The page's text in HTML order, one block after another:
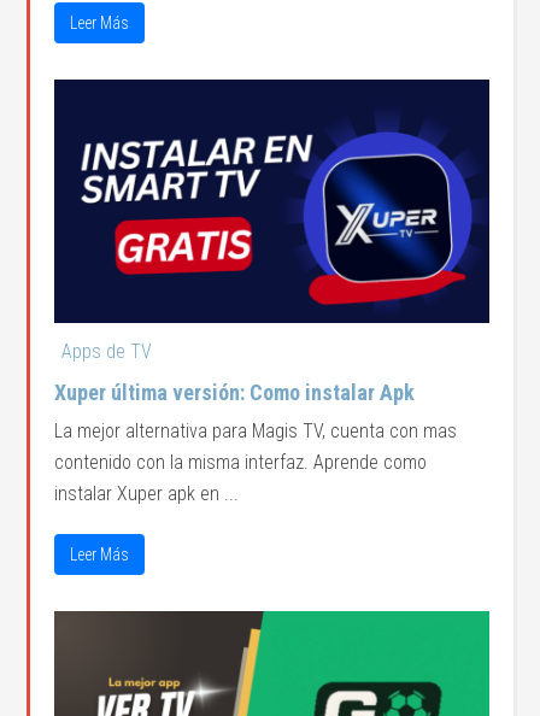
Leer Más
Apps de TV
Xuper última versión: Como instalar Apk
La mejor alternativa para Magis TV, cuenta con mas
contenido con la misma interfaz. Aprende como
instalar Xuper apk en ...
Leer Más